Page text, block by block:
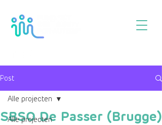
Post
Alle projecten
Alle projecten
SBSO De Passer (Brugge)